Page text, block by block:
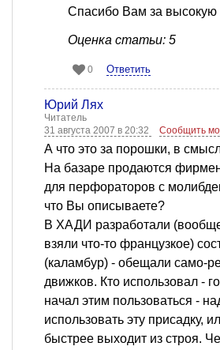
Спасибо Вам за высокую
Оценка статьи: 5
0 Ответить
Юрий Лях
Читатель
31 августа 2007 в 20:32
Сообщить
А что это за порошки, в
На базаре продаются
для перфораторов с
что Вы описываете?
В ХАДИ разработали
взяли что-то французкое)
(каламбур) - обещали само-
движков. Кто использовал -
начал этим пользоваться -
использовать эту присадку,
быстрее выходит из строя.